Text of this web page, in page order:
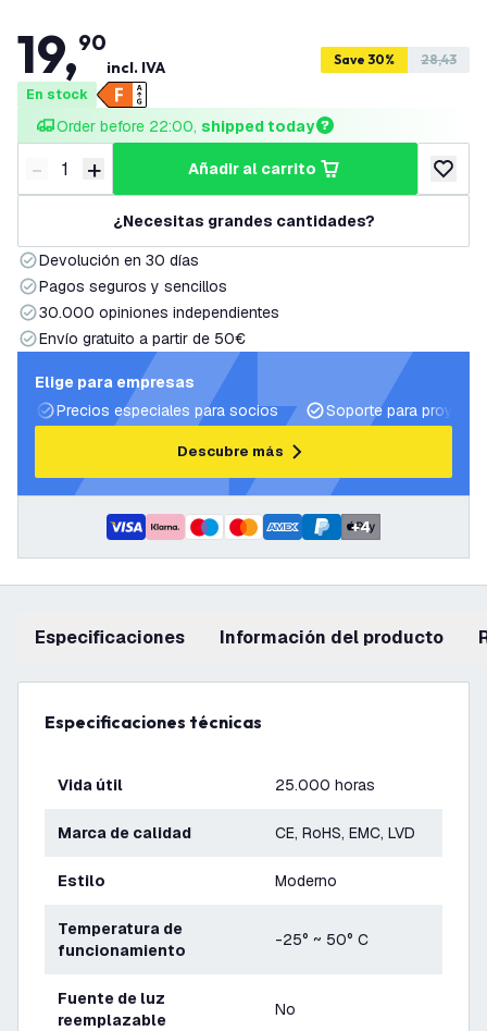
19,90
incl. IVA Save 30% 28,43
En stock
Order before 22:00, shipped today
Disminuir cantidad
- Aumentar cantidad
+ añadir al carrito
añadir
¿Necesitas grandes cantidades?
Devolución en 30 días
Pagos seguros y sencillos
30.000 opiniones independientes
Envío gratuito a partir de 50€
Elige para empresas
Precios especiales para socios
Soporte para
Descubre más
+4
Especificaciones información del producto
Especificaciones técnicas
Vida útil 25.000 horas
Marca de calidad CE, RoHS, EMC, LVD
Estilo Moderno
Temperatura de
funcionamiento
-25° ~ 50° C
Fuente de luz
reemplazable
No